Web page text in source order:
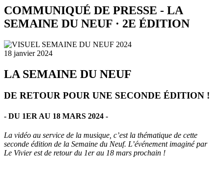
COMMUNIQUÉ DE PRESSE - LA
SEMAINE DU NEUF · 2E ÉDITION
18 janvier 2024
LA SEMAINE DU NEUF
DE RETOUR POUR UNE SECONDE ÉDITION !
- DU 1ER AU 18 MARS 2024 -
La vidéo au service de la musique, c’est la thématique de cette
seconde édition de la Semaine du Neuf. L’événement imaginé par
Le Vivier est de retour du 1er au 18 mars prochain !